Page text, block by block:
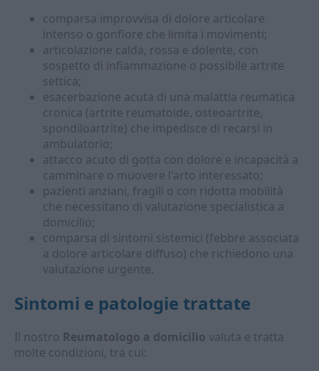
comparsa improvvisa di dolore articolare
intenso o gonfiore che limita i movimenti;
articolazione calda, rossa e dolente, con
sospetto di infiammazione o possibile artrite
settica;
esacerbazione acuta di una malattia reumatica
cronica (artrite reumatoide, osteoartrite,
spondiloartrite) che impedisce di recarsi in
ambulatorio;
attacco acuto di gotta con dolore e incapacità a
camminare o muovere l'arto interessato;
pazienti anziani, fragili o con ridotta mobilità
che necessitano di valutazione specialistica a
domicilio;
comparsa di sintomi sistemici (febbre associata
a dolore articolare diffuso) che richiedono una
valutazione urgente.
Sintomi e patologie trattate
Il nostro Reumatologo a domicilio valuta e tratta
molte condizioni, tra cui: